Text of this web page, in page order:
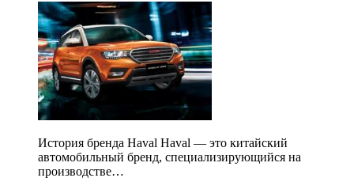
История бренда Haval Haval — это китайский
автомобильный бренд, специализирующийся на
производстве…